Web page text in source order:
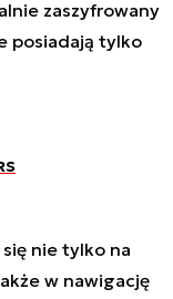
zaszyfrowany
posiadają tylko
nie tylko na
w nawigację